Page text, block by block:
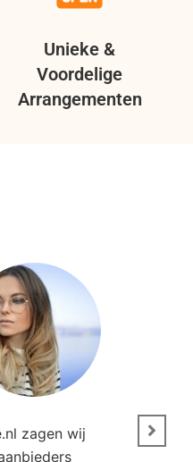
Unieke &
Voordelige
Arrangementen
zagen wij